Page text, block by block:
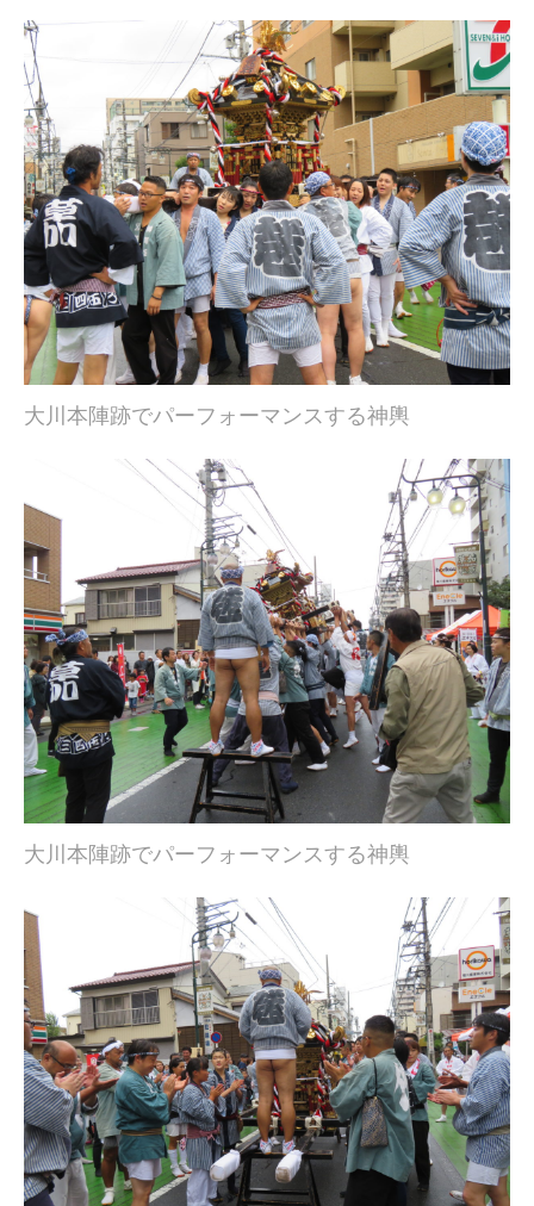
大川本陣跡でパーフォーマンスする神輿
大川本陣跡でパーフォーマンスする神輿